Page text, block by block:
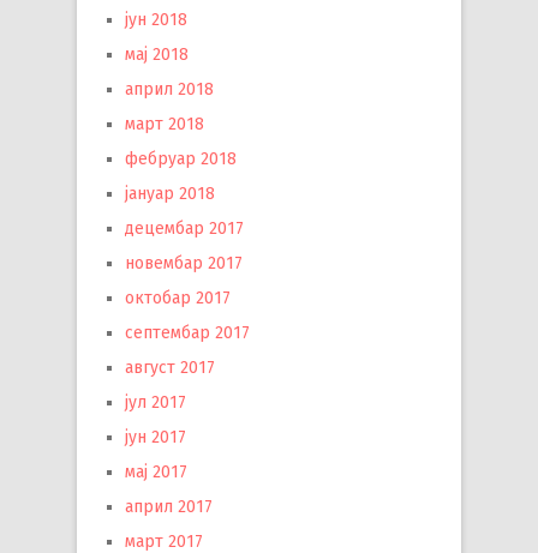
јун 2018
мај 2018
април 2018
март 2018
фебруар 2018
јануар 2018
децембар 2017
новембар 2017
октобар 2017
септембар 2017
август 2017
јул 2017
јун 2017
мај 2017
април 2017
март 2017